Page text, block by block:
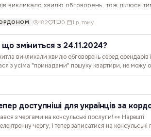
викликало хвилю обговорень, тож ділюся
182 1 0· 1 р. тому
що зміниться з 24.11.2024?
викликали хвилю обговорень серед орендарів і
з усіма "принадами" пошуку квартири, не можу
доступніші для українців за
з чергами на консульські послуги! 👀 Нарешті
чергу, і тепер записатися на консульські